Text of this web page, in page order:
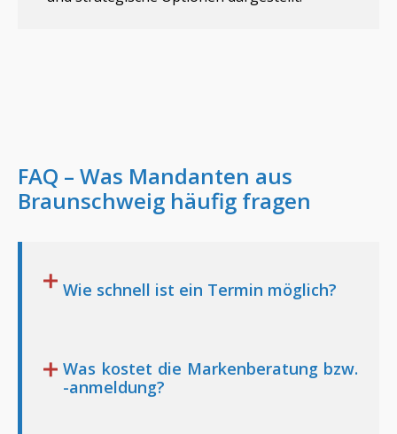
FAQ – Was Mandanten aus
Braunschweig häufig fragen
Wie schnell ist ein Termin möglich?
Was kostet die Markenberatung bzw.
-anmeldung?